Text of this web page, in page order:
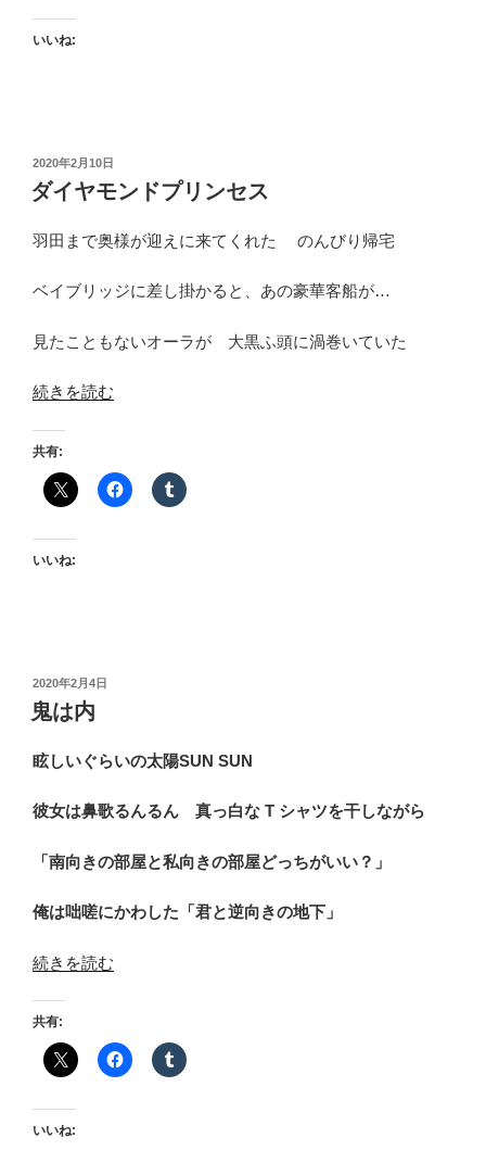
いいね:
投
稿
日:
2020年2月10日
ダイヤモンドプリンセス
羽田まで奥様が迎えに来てくれた のんびり帰宅
ベイブリッジに差し掛かると、あの豪華客船が…
見たこともないオーラが 大黒ふ頭に渦巻いていた
“ダ
ヤ
ン
の
続きを読む
共有:
いいね:
投
稿
日:
2020年2月4日
鬼は内
眩しいぐらいの太陽SUN SUN
彼女は鼻歌るんるん 真っ白な T シャツを干しながら
「南向きの部屋と私向きの部屋どっちがいい？」
俺は咄嗟にかわした「君と逆向きの地下」
“鬼
内”
続きを読む
共有:
いいね: